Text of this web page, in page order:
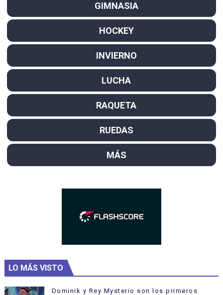
GIMNASIA
HOCKEY
INVIERNO
LUCHA
RAQUETA
RUEDAS
MÁS
LO MÁS VISTO
Dominik y Rey Mysterio son los primeros